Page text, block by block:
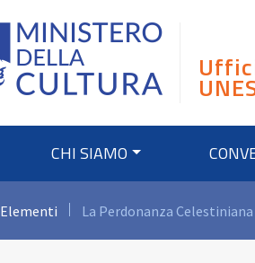
CHI SIAMO
Elementi La Perdonanza Celestiniana